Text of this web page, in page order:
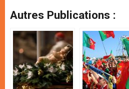
Autres Publications :